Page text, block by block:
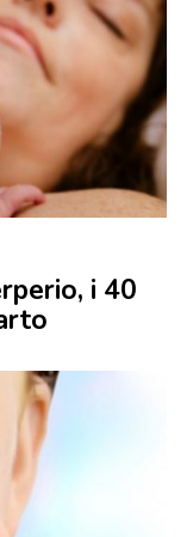
i 40